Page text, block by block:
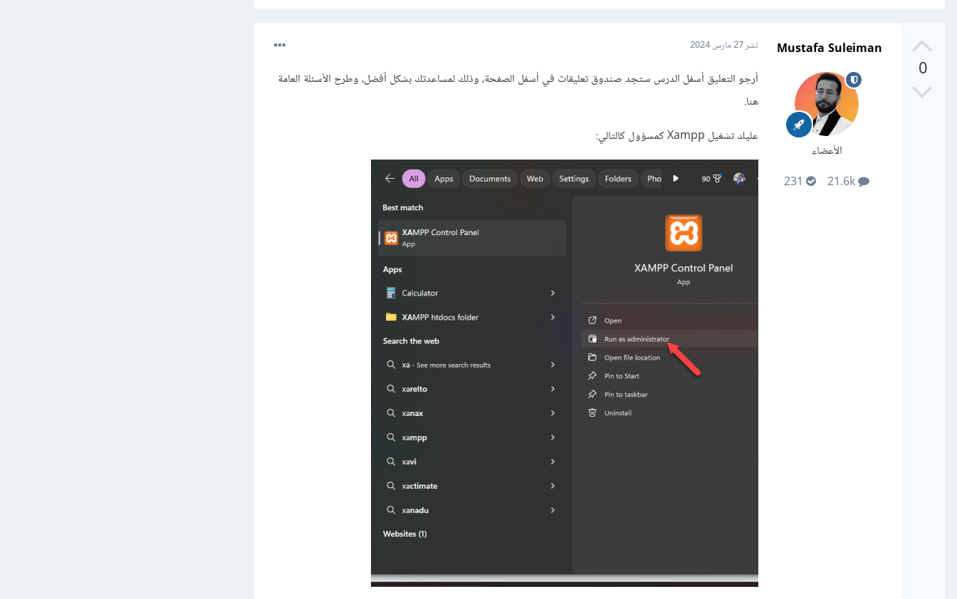
0
Mustafa Suleiman
الأعضاء
نشر27 مارس 2024
أرجو التعليق أسفل الدرس ستجد صندوق تعليقات في أسفل الصفحة، وذلك لمساعدتك بشكل أفضل، وطرح الأسئلة العامة
هنا.
عليك تشغيل Xampp كمسؤول كالتالي: